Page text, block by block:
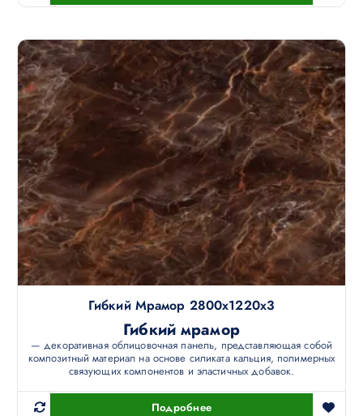
Гибкий Мрамор 2800х1220х3
Гибкий мрамор
— декоративная облицовочная панель, представляющая собой
композитный материал на основе силиката кальция, полимерных
связующих компонентов и эластичных добавок.
Подробнее